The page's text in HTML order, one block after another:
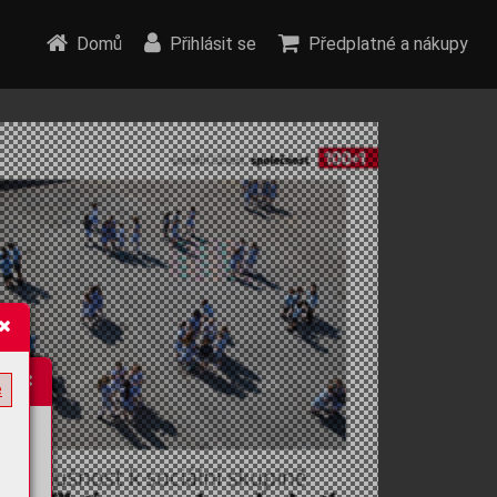
Domů Přihlásit se Předplatné a nákupy